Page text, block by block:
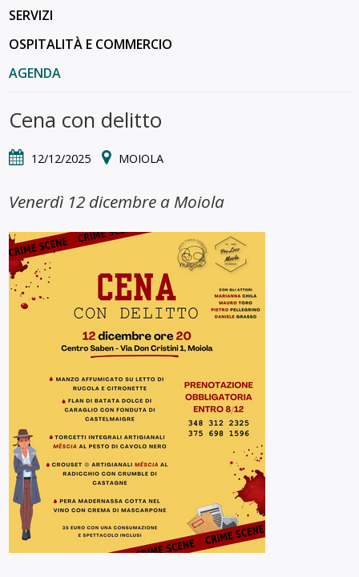
SERVIZI
OSPITALITÀ E COMMERCIO
AGENDA
Cena con delitto
12/12/2025 MOIOLA
Venerdì 12 dicembre a Moiola